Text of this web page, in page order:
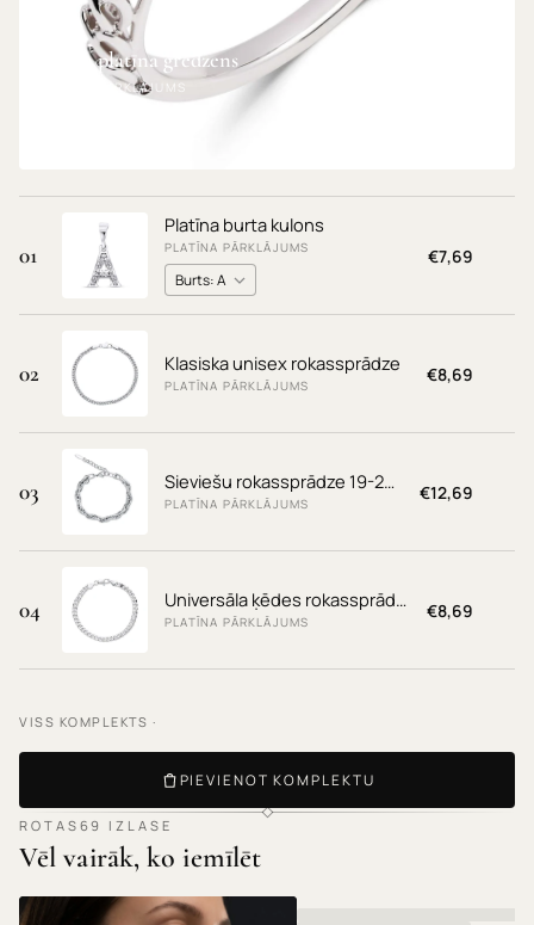
Ažūra platīna gredzens
PLATĪNA PĀRKLĀJUMS
01
Platīna burta kulons
PLATĪNA PĀRKLĀJUMS €7,69
02 Klasiska unisex rokassprādze
PLATĪNA PĀRKLĀJUMS
€8,69
03 Sieviešu rokassprādze 19-22cm
PLATĪNA PĀRKLĀJUMS
€12,69
04 Universāla ķēdes rokassprādze
PLATĪNA PĀRKLĀJUMS
€8,69
VISS KOMPLEKTS ·
PIEVIENOT KOMPLEKTU
ROTAS69 IZLASE
Vēl vairāk, ko iemīlēt